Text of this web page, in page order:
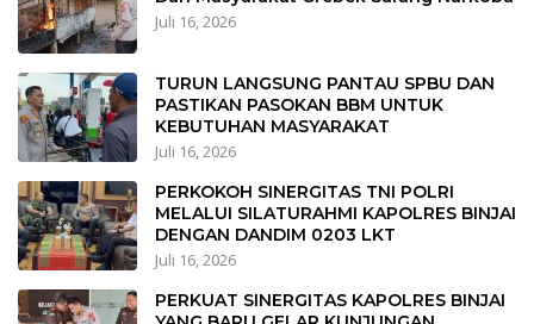
Juli 16, 2026
TURUN LANGSUNG PANTAU SPBU DAN
PASTIKAN PASOKAN BBM UNTUK
KEBUTUHAN MASYARAKAT
Juli 16, 2026
PERKOKOH SINERGITAS TNI POLRI
MELALUI SILATURAHMI KAPOLRES BINJAI
DENGAN DANDIM 0203 LKT
Juli 16, 2026
PERKUAT SINERGITAS KAPOLRES BINJAI